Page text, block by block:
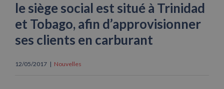
le siège social est situé à Trinidad
et Tobago, afin d’approvisionner
ses clients en carburant
12/05/2017 | Nouvelles